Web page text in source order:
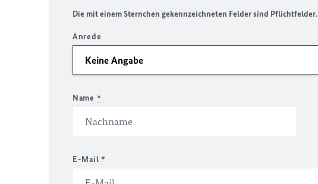
Die mit einem Sternchen gekennzeichneten Felder sind Pflichtfelder.
Anrede
Name *
E-Mail *